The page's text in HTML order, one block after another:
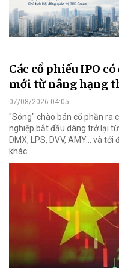
Các cổ phiếu IPO
mới từ nâng hạng
07/08/2026 04:05
"Sóng" chào bán cổ phần ra
nghiệp bắt đầu dâng trở lại
DMX, LPS, DVV, AMY... và
khác.